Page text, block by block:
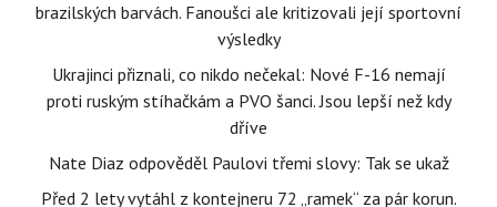
brazilských barvách. Fanoušci ale kritizovali její sportovní
výsledky
Ukrajinci přiznali, co nikdo nečekal: Nové F-16 nemají
proti ruským stíhačkám a PVO šanci. Jsou lepší než kdy
dříve
Nate Diaz odpověděl Paulovi třemi slovy: Tak se ukaž
Před 2 lety vytáhl z kontejneru 72 „ramek“ za pár korun.